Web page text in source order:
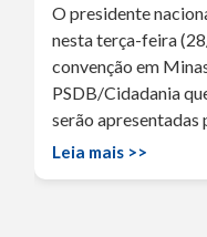
O presidente
nesta terça-feira
convenção em
PSDB/Cidadania
serão apresentadas
Leia mais >>